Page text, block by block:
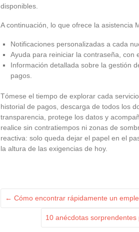
disponibles.
A continuación, lo que ofrece la asistencia
Notificaciones personalizadas a cada
Ayuda para reiniciar la contraseña, con
Información detallada sobre la gestión
pagos.
Tómese el tiempo de explorar cada
historial de pagos, descarga de todos los
transparencia, protege los datos y
realice sin contratiempos ni zonas de
reactiva: solo queda dejar el papel en el
la altura de las exigencias de hoy.
← Cómo encontrar rápidamente un
10 anécdotas